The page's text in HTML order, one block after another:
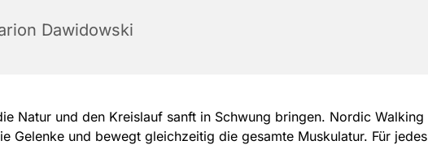
Dawidowski
Natur und den Kreislauf sanft in Schwung bringen. Nordic Walking
Gelenke und bewegt gleichzeitig die gesamte Muskulatur. Für jedes